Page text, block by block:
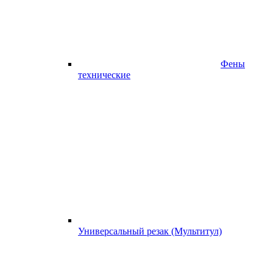
Фены
технические
Универсальный резак (Мультитул)